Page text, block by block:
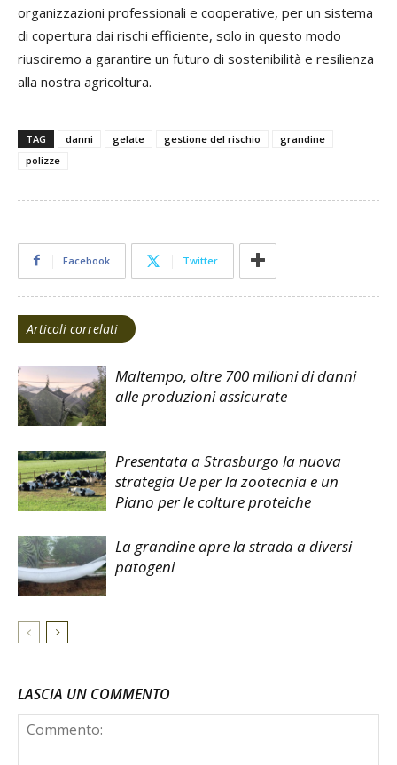
organizzazioni professionali e cooperative, per un sistema
di copertura dai rischi efficiente, solo in questo modo
riusciremo a garantire un futuro di sostenibilità e resilienza
alla nostra agricoltura.
TAG danni gelate gestione del rischio
grandine
polizze
Facebook Twitter
Articoli correlati
Maltempo, oltre 700 milioni di danni
alle produzioni assicurate
Presentata a Strasburgo la nuova
strategia Ue per la zootecnia e un
Piano per le colture proteiche
La grandine apre la strada a diversi
patogeni
LASCIA UN COMMENTO